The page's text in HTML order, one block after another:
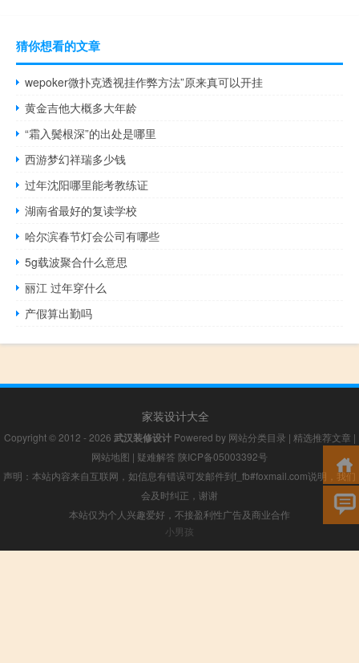
猜你想看的文章
wepoker微扑克透视挂作弊方法”原来真可以开挂
黄金吉他大概多大年龄
“霜入鬓根深”的出处是哪里
西游梦幻祥瑞多少钱
过年沈阳哪里能考教练证
湖南省最好的复读学校
哈尔滨春节灯会公司有哪些
5g载波聚合什么意思
丽江 过年穿什么
产假算出勤吗
家装设计大全
Copyright © 2012 - 2026 武汉装修设计Powered by 网站分类目录 | 精选推荐文章 |
网站地图 | 疑难解答 陕ICP备05003392号
声明：本站内容来自互联网，如信息有错误可发邮件到f_fb#foxmail.com说明，我们
会及时纠正，谢谢
本站仅为个人兴趣爱好，不接盈利性广告及商业合作
小男孩